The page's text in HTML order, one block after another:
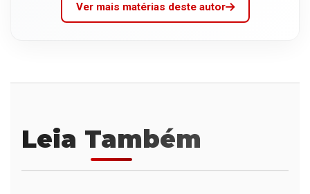
Ver mais matérias deste autor
Leia Também